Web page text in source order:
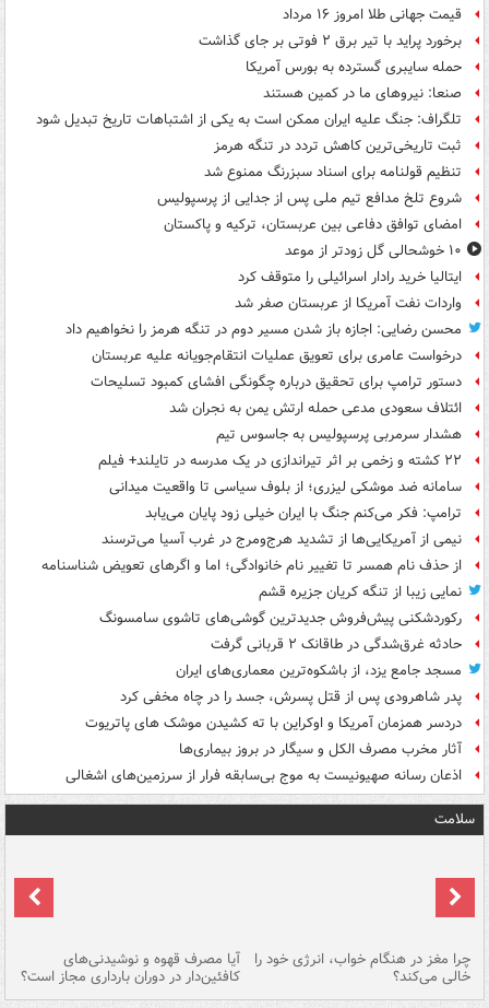
قیمت جهانی طلا امروز ۱۶ مرداد
برخورد پراید با تیر برق ۲ فوتی بر جای گذاشت
حمله سایبری گسترده به بورس آمریکا
صنعا: نیروهای ما در کمین‌ هستند
تلگراف: جنگ علیه ایران ممکن است به یکی از اشتباهات تاریخ تبدیل شود
ثبت تاریخی‌ترین کاهش تردد در تنگه هرمز
تنظیم قولنامه برای اسناد سبزرنگ ممنوع شد
شروع تلخ مدافع تیم ملی پس از جدایی از پرسپولیس
امضای توافق دفاعی بین عربستان، ترکیه و پاکستان
۱۰ خوشحالی گل زودتر از موعد
ایتالیا خرید رادار اسرائیلی را متوقف کرد
واردات نفت آمریکا از عربستان صفر شد
محسن رضایی: اجازه باز شدن مسیر دوم در تنگه هرمز را نخواهیم داد
درخواست عامری برای تعویق عملیات انتقام‌جویانه علیه عربستان
دستور ترامپ برای تحقیق درباره چگونگی افشای کمبود تسلیحات
ائتلاف سعودی مدعی حمله ارتش یمن به نجران شد
هشدار سرمربی پرسپولیس به جاسوس تیم
۲۲ کشته و زخمی بر اثر تیراندازی در یک مدرسه در تایلند+ فیلم
سامانه ضد موشکی لیزری؛ از بلوف سیاسی تا واقعیت میدانی
ترامپ: فکر می‌کنم جنگ با ایران خیلی زود پایان می‌یابد
نیمی از آمریکایی‌ها از تشدید هرج‌ومرج در غرب آسیا می‌ترسند
از حذف نام همسر تا تغییر نام خانوادگی؛ اما و اگرهای تعویض شناسنامه
نمایی زیبا از تنگه کریان جزیره قشم
رکوردشکنی پیش‌فروش جدیدترین گوشی‌های تاشوی سامسونگ
حادثه غرق‌شدگی در طاقانک ۲ قربانی گرفت
مسجد جامع یزد، از باشکوه‌ترین معماری‌های ایران
پدر شاهرودی پس از قتل پسرش، جسد را در چاه مخفی کرد
دردسر همزمان آمریکا و اوکراین با ته کشیدن موشک های پاتریوت
آثار مخرب مصرف الکل و سیگار در بروز بیماری‌ها
اذعان رسانه صهیونیست به موج بی‌سابقه فرار از سرزمین‌های اشغالی
سلامت
چرا مغز در هنگام خواب، انرژی خود را
خالی می‌کند؟
آیا مصرف قهوه و نوشیدنی‌های
کافئین‌دار در دوران بارداری مجاز است؟